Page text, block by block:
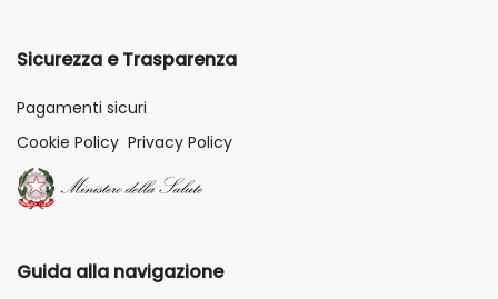
Sicurezza e Trasparenza
Pagamenti sicuri
Cookie Policy Privacy Policy
Guida alla navigazione